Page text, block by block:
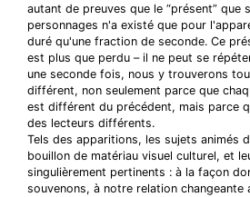
autant de preuves que le “présent” que
personnages n'a existé que pour
duré qu'une fraction de seconde. Ce
est plus que perdu – il ne peut se
une seconde fois, nous y trouverons
différent, non seulement parce que
est différent du précédent, mais parce
des lecteurs différents.
Tels des apparitions, les sujets animés
bouillon de matériau visuel culturel, et
singulièrement pertinents : à la façon
souvenons, à notre relation changeante